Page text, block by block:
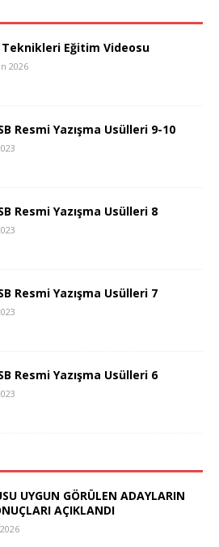
Eğitim Videosu
2026
Resmi Yazışma Usülleri 9-10
Resmi Yazışma Usülleri 8
Resmi Yazışma Usülleri 7
Resmi Yazışma Usülleri 6
UYGUN GÖRÜLEN ADAYLARIN
AÇIKLANDI